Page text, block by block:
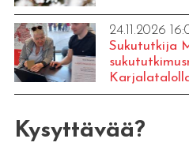
24.11.2026
Sukututkija
Karjalatalolla
Kysyttävää?